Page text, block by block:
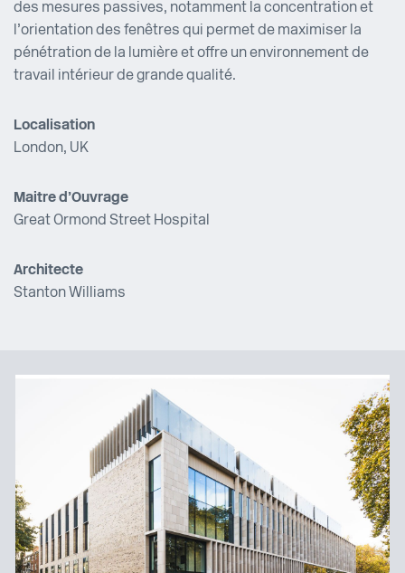
des mesures passives, notamment la concentration et
l’orientation des fenêtres qui permet de maximiser la
pénétration de la lumière et offre un environnement de
travail intérieur de grande qualité.
Localisation
London, UK
Maitre d’Ouvrage
Great Ormond Street Hospital
Architecte
Stanton Williams